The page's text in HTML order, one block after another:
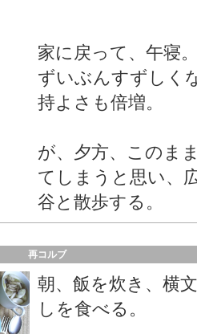
家に戻って、午寝
ずいぶんすずしく
持よさも倍増。
が、夕方、このま
てしまうと思い、
谷と散歩する。
再コルブ
朝、飯を炊き、横
しを食べる。